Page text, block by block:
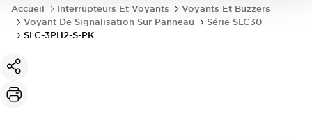
Accueil Interrupteurs Et Voyants
Voyants Et Buzzers
Voyant De Signalisation Sur Panneau
Série SLC30
SLC-3PH2-S-PK